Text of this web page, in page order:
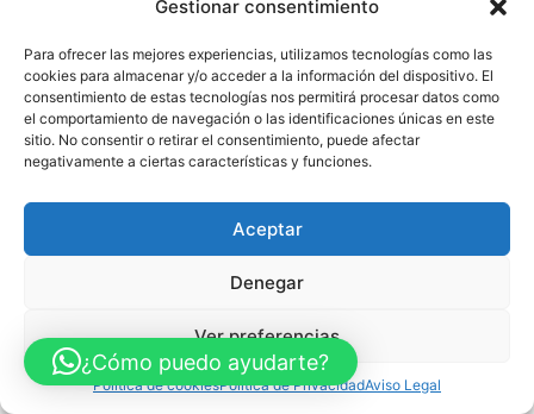
Gestionar consentimiento
Para ofrecer las mejores experiencias, utilizamos tecnologías como las
cookies para almacenar y/o acceder a la información del dispositivo. El
consentimiento de estas tecnologías nos permitirá procesar datos como
el comportamiento de navegación o las identificaciones únicas en este
sitio. No consentir o retirar el consentimiento, puede afectar
negativamente a ciertas características y funciones.
Aceptar
Denegar
Ver preferencias
Política de cookiesPolítica de PrivacidadAviso Legal
Visítenos... no se arrepentirá!! Lugar para toda la
familia
Aviso Legal Política de Privacidad
Política de Cookies
Accesibilidad Mapa web
FINANCIADO POR LA UNIÓN EUROPEA CON EL PROGRAMA KIT
DIGITAL POR LOS FONDOS NEXT GENERATION (EU) DEL
MECANISMO DE RECUPERACIÓN Y RESILENCIA
¿Cómo puedo ayudarte?